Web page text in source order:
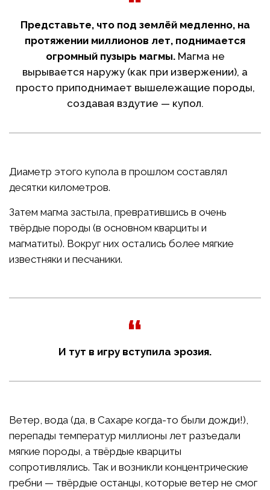
Представьте, что под землёй медленно, на
протяжении миллионов лет, поднимается
огромный пузырь магмы.Магма не
вырывается наружу (как при извержении), а
просто приподнимает вышележащие породы,
создавая вздутие — купол.
Диаметр этого купола в прошлом составлял
десятки километров.
Затем магма застыла, превратившись в очень
твёрдые породы (в основном кварциты и
магматиты). Вокруг них остались более мягкие
известняки и песчаники.
И тут в игру вступила эрозия.
Ветер, вода (да, в Сахаре когда-то были дожди!),
перепады температур миллионы лет разъедали
мягкие породы, а твёрдые кварциты
сопротивлялись. Так и возникли концентрические
гребни — твёрдые останцы, которые ветер не смог